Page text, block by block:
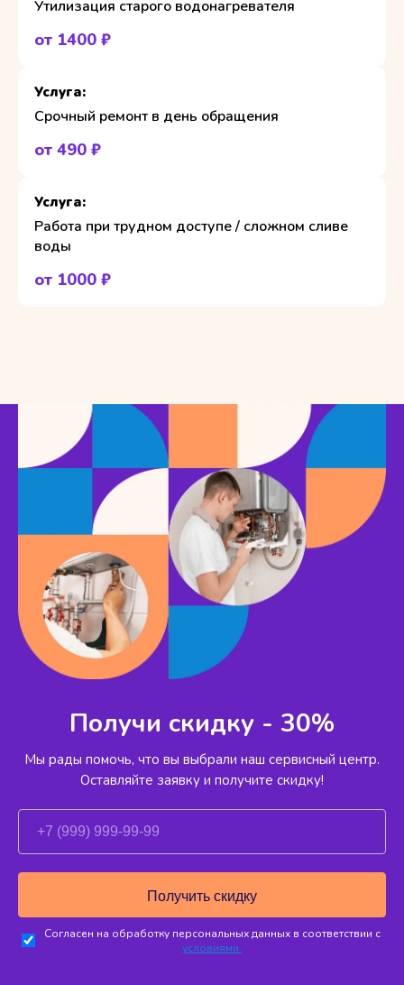
Утилизация старого водонагревателя
от 1400 ₽
Срочный ремонт в день обращения
от 490 ₽
Работа при трудном доступе / сложном сливе
воды
от 1000 ₽
Получи скидку - 30%
Мы рады помочь, что вы выбрали наш сервисный центр.
Оставляйте заявку и получите скидку!
Согласен на обработку персональных данных в соответствии с
условиями.